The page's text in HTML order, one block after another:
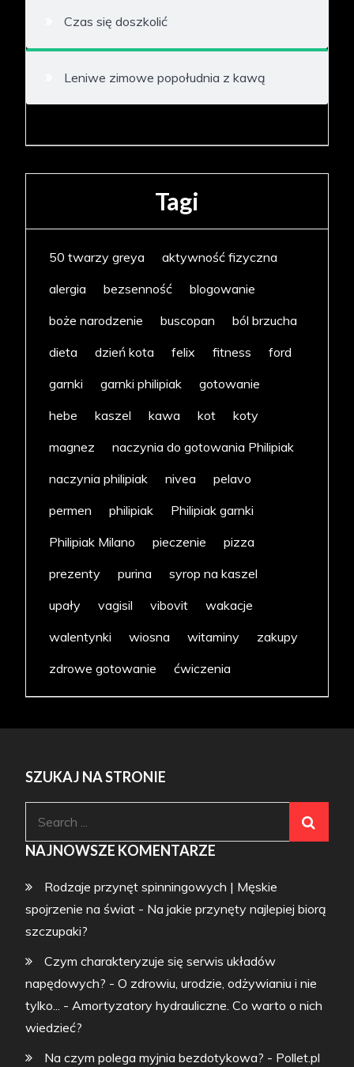
Czas się doszkolić
Leniwe zimowe popołudnia z kawą
Tagi
50 twarzy greya
aktywność fizyczna
alergia
bezsenność
blogowanie
boże narodzenie
buscopan
ból brzucha
dieta
dzień kota felix fitness
ford
garnki
garnki philipiak
gotowanie
hebe
kaszel kawa kot
koty
magnez
naczynia do gotowania Philipiak
naczynia philipiak
nivea
pelavo
permen
philipiak
Philipiak garnki
Philipiak Milano
pieczenie
pizza
prezenty
purina
syrop na kaszel
upały
vagisil vibovit
wakacje
walentynki
wiosna witaminy
zakupy
zdrowe gotowanie
ćwiczenia
SZUKAJ NA STRONIE
NAJNOWSZE KOMENTARZE
Rodzaje przynęt spinningowych | Męskie
spojrzenie na świat - Na jakie przynęty najlepiej biorą
szczupaki?
Czym charakteryzuje się serwis układów
napędowych? - O zdrowiu, urodzie, odżywianiu i nie
tylko... -Amortyzatory hydrauliczne. Co warto o nich
wiedzieć?
Na czym polega myjnia bezdotykowa? - Pollet.pl